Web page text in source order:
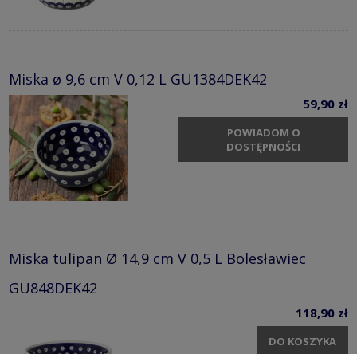
Miska ø 9,6 cm V 0,12 L GU1384DEK42
59,90 zł
POWIADOM O
DOSTĘPNOŚCI
Miska tulipan Ø 14,9 cm V 0,5 L Bolesławiec
GU848DEK42
118,90 zł
DO KOSZYKA